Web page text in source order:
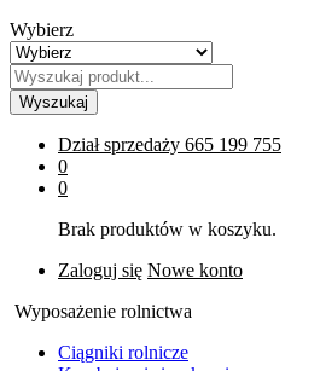
Wybierz
Wyszukaj
Dział sprzedaży 665 199 755
0
0
Brak produktów w koszyku.
Zaloguj się Nowe konto
Wyposażenie rolnictwa
Ciągniki rolnicze